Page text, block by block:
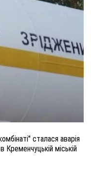
сталася аварія
міській